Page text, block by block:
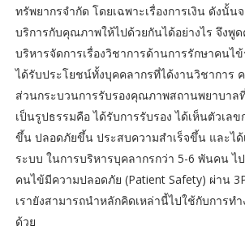
ทรัพยากรจำกัด โดยเฉพาะเรื่องการเงิน ดังนั้น
บริการกับคุณภาพให้ไปด้วยกันได้อย่างไร จึงพู
บริหารจัดการเรื่องวิชาการด้านการรักษาคนไ
ได้รับประโยชน์ทั้งบุคคลากรที่ได้งานวิชาการ
ส่วนกระบวนการรับรองคุณภาพสถานพยาบาล
เป็นรูปธรรมคือ ได้รับการรับรอง ได้เห็นตัวเ
ขึ้น ปลอดภัยขึ้น ประสบความสำเร็จขึ้น และได้
ระบบ ในการบริหารบุคลากรกว่า 5-6 พันคน ไ
คนไข้มีความปลอดภัย (Patient Safety) ผ่าน
เรายังสามารถนำหลักคิดเหล่านี้ไปใช้กับการท
ด้วย